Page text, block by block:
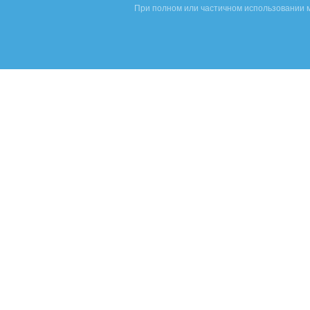
При полном или частичном использовании